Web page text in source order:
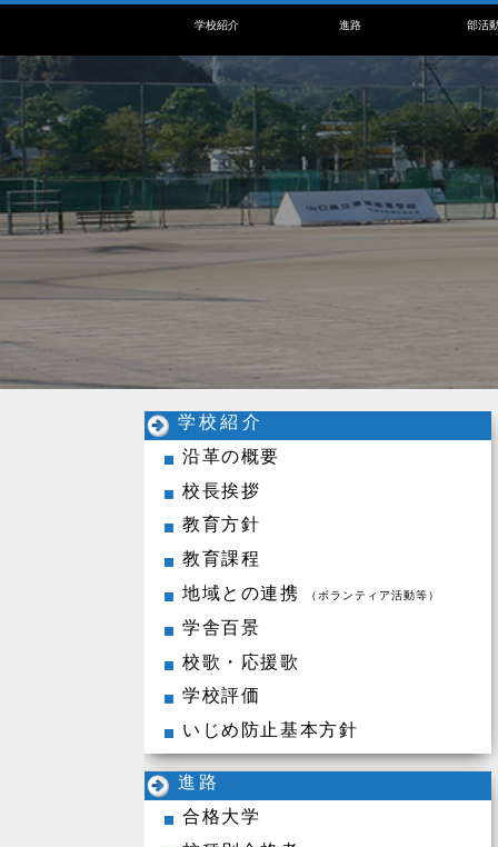
学校紹介 進路 部活
学校紹介
沿革の概要
校長挨拶
教育方針
教育課程
地域との連携
（ボランティア活動等）
学舎百景
校歌・応援歌
学校評価
いじめ防止基本方針
進路
合格大学